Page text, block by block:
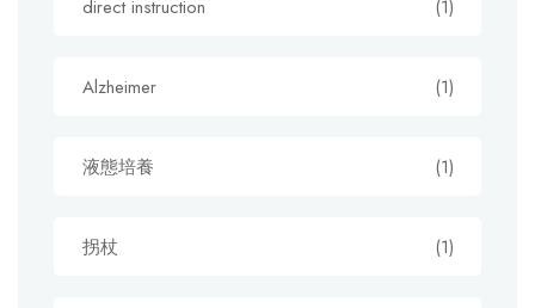
direct instruction (1)
Alzheimer (1)
液態培養 (1)
拐杖 (1)